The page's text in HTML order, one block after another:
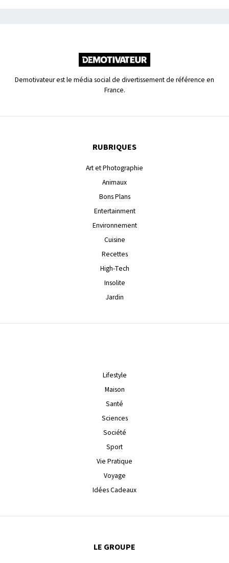
Demotivateur est le média social de divertissement de référence en
France.
RUBRIQUES
Art et Photographie
Animaux
Bons Plans
Entertainment
Environnement
Cuisine
Recettes
High-Tech
Insolite
Jardin
Lifestyle
Maison
Santé
Sciences
Société
Sport
Vie Pratique
Voyage
Idées Cadeaux
LE GROUPE